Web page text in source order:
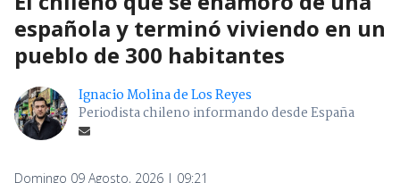
española y terminó viviendo en un
pueblo de 300 habitantes
Ignacio Molina de Los Reyes
Periodista chileno informando desde España
Domingo 09 Agosto, 2026 | 09:21